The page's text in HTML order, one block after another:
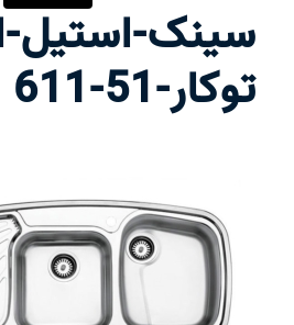
سینک-استیل-
توکار-51-611